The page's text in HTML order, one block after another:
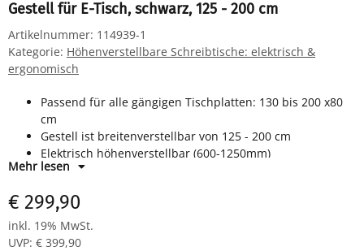
Gestell für E-Tisch, schwarz, 125 - 200 cm
Artikelnummer: 114939-1
Kategorie: Höhenverstellbare Schreibtische: elektrisch &
ergonomisch
Passend für alle gängigen Tischplatten: 130 bis 200 x80
cm
Gestell ist breitenverstellbar von 125 - 200 cm
Elektrisch höhenverstellbar (600-1250mm)
Super stabiles Stahlgestell, tiefschwarze
Leistungsstarke 2 Motoren & Memory-Funktion inklusive
Die flexible & elegante Basis für deinen schwarzen
Traumschreibtisch
Mehr lesen
€ 299,90
inkl. 19% MwSt.
UVP: € 399,90